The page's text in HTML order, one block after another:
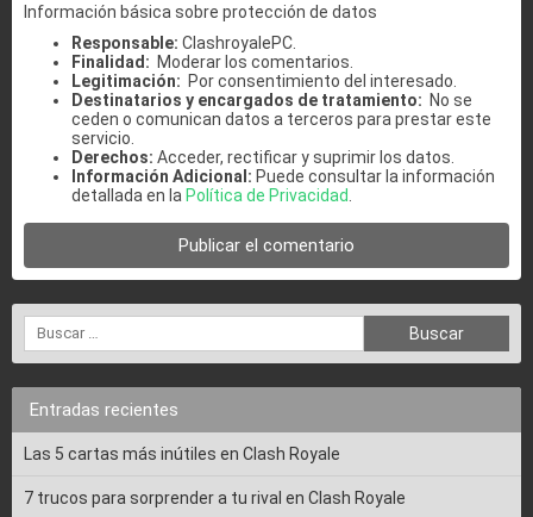
Información básica sobre protección de datos
Responsable: ClashroyalePC.
Finalidad: Moderar los comentarios.
Legitimación: Por consentimiento del interesado.
Destinatarios y encargados de tratamiento: No se
ceden o comunican datos a terceros para prestar este
servicio.
Derechos: Acceder, rectificar y suprimir los datos.
Información Adicional: Puede consultar la información
detallada en la Política de Privacidad
Entradas recientes
Las 5 cartas más inútiles en Clash Royale
7 trucos para sorprender a tu rival en Clash Royale